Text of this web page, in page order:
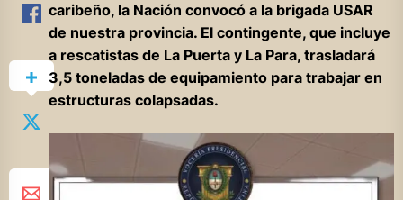
caribeño, la Nación convocó a la brigada USAR
de nuestra provincia. El contingente, que incluye
a rescatistas de La Puerta y La Para, trasladará
3,5 toneladas de equipamiento para trabajar en
estructuras colapsadas.